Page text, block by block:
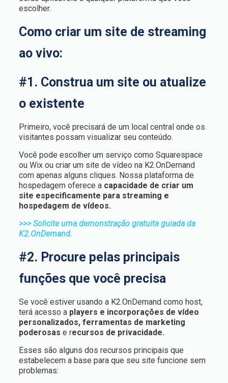
escolher.
Como criar um site de streaming
ao vivo:
#1. Construa um site ou atualize
o existente
Primeiro, você precisará de um local central onde os
visitantes possam visualizar seu conteúdo.
Você pode escolher um serviço como Squarespace
ou Wix ou criar um site de vídeo na K2.OnDemand
com apenas alguns cliques. Nossa plataforma de
hospedagem oferece a capacidade de criar um
site especificamente para streaming e
hospedagem de vídeos.
>>> Solicite uma demonstração gratuita guiada da
K2.OnDemand.
#2. Procure pelas principais
funções que você precisa
Se você estiver usando a K2.OnDemand como host,
terá acesso a players e incorporações de vídeo
personalizados, ferramentas de marketing
poderosas e recursos de privacidade.
Esses são alguns dos recursos principais que
estabelecem a base para que seu site funcione sem
problemas: